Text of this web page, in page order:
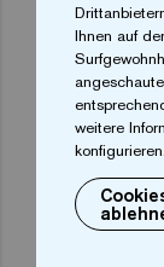
Ort*
Ihnen auf
weitere
konfigurieren.